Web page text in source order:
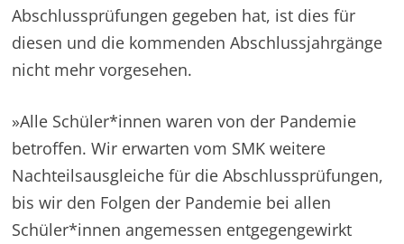
Abschlussprüfungen gegeben hat, ist dies für
diesen und die kommenden Abschlussjahrgänge
nicht mehr vorgesehen.
»Alle Schüler*innen waren von der Pandemie
betroffen. Wir erwarten vom SMK weitere
Nachteilsausgleiche für die Abschlussprüfungen,
bis wir den Folgen der Pandemie bei allen
Schüler*innen angemessen entgegengewirkt